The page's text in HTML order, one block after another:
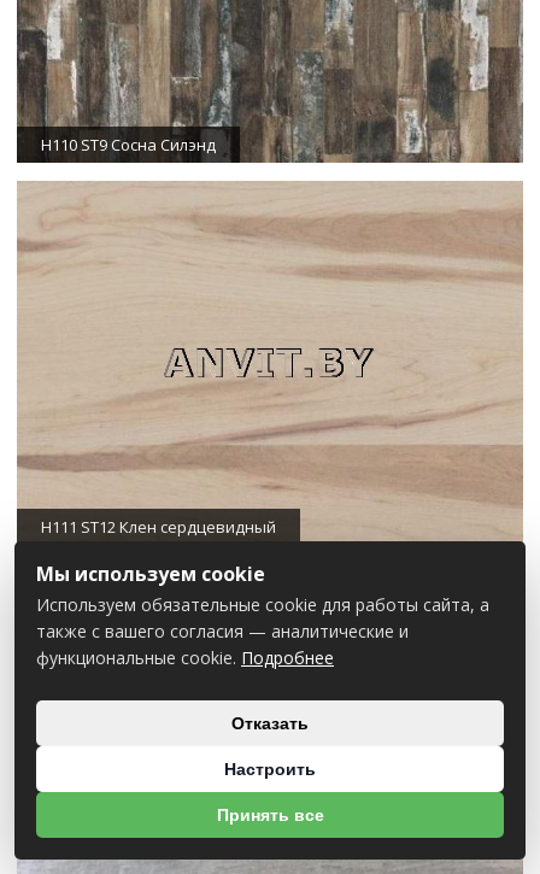
H110 ST9 Сосна Силэнд
H111 ST12 Клен сердцевидный
Мы используем cookie
Используем обязательные cookie для работы сайта, а
также с вашего согласия — аналитические и
функциональные cookie. Подробнее
Отказать
Настроить
Принять все